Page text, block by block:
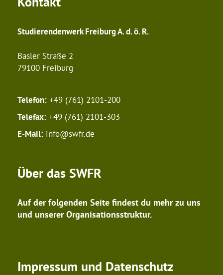
Studierendenwerk Freiburg A. d. ö. R.
Basler Straße 2
79100 Freiburg
Telefon: +49 (761) 2101-200
Telefax: +49 (761) 2101-303
E-Mail: info@swfr.de
Über das SWFR
Auf der folgenden Seite findest du mehr zu uns
und unserer Organisationsstruktur.
Impressum und Datenschutz